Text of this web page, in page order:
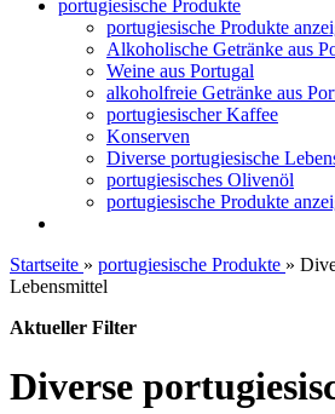
portugiesische Produkte
portugiesische Produkte
Alkoholische Getränke aus
Weine aus Portugal
alkoholfreie Getränke aus
portugiesischer Kaffee
Konserven
Diverse portugiesische
portugiesisches Olivenöl
portugiesische Produkte
Startseite » portugiesische Produkte »
Lebensmittel
Aktueller Filter
Diverse